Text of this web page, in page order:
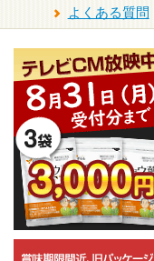
よくある質問